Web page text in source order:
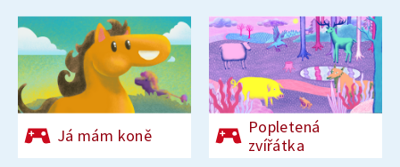
Já mám koně
Popletená
zvířátka